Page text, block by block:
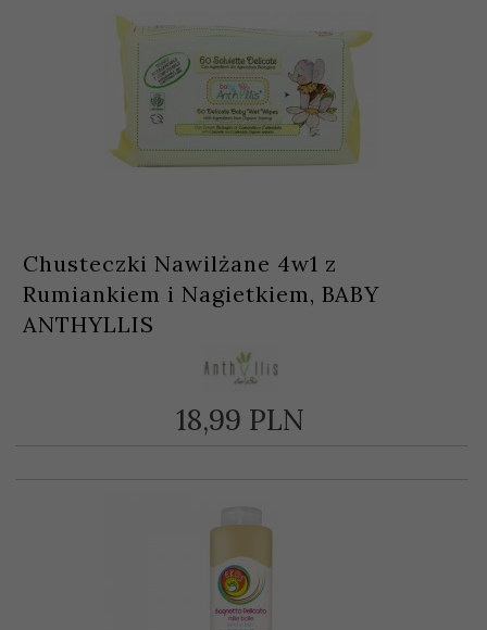
Chusteczki Nawilżane 4w1 z
Rumiankiem i Nagietkiem, BABY
ANTHYLLIS
18,99 PLN